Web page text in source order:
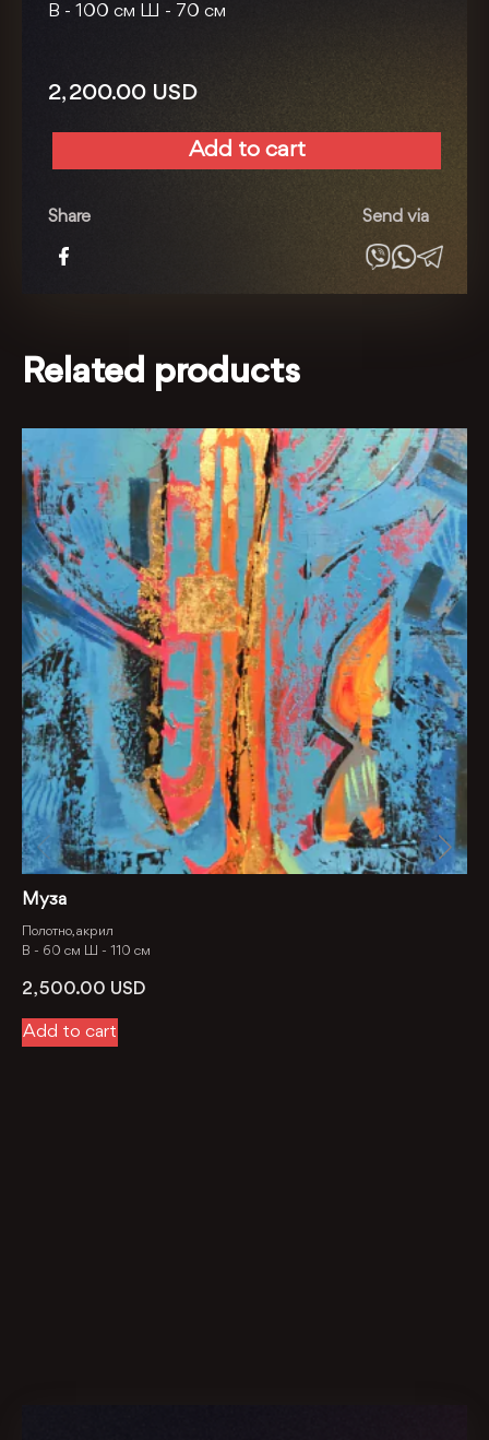
В - 100 см Ш - 70 см
2, 200.00 USD
Переліт
Add to cart
Share Send via
Related products
Муза
Полотно, акрил
В - 60 см Ш - 110 см
2, 500.00 USD
Add to cart